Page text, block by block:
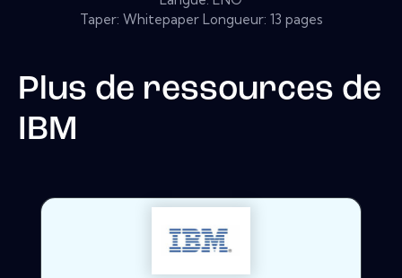
Taper: Whitepaper Longueur: 13 pages
Plus de ressources de
IBM